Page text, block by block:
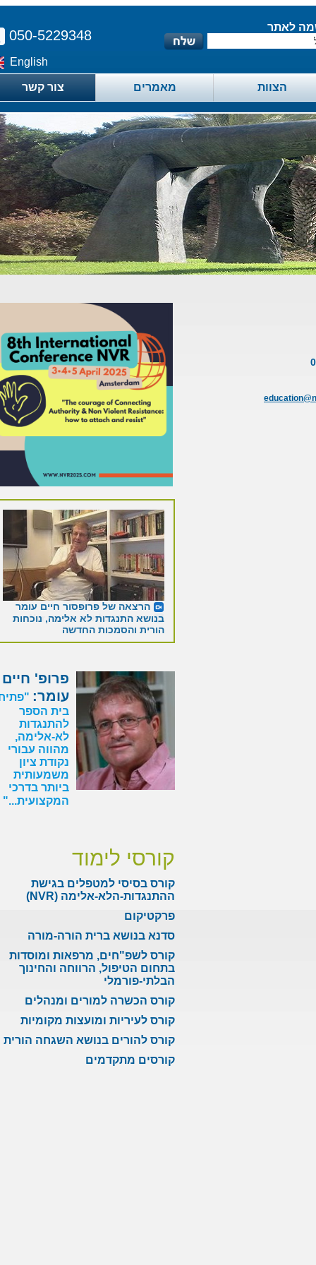
לאתר
050-5229348
English
הצוות מאמרים צור קשר
הרצאה של פרופסור חיים עומר
בנושא התנגדות לא אלימה, נוכחות
הורית והסמכות החדשה
הכנס הבינלאומי בנושא Nvr
פרופ' חיים
עומר:"פתיחת
בית הספר
להתנגדות
לא-אלימה,
מהווה עבורי
נקודת ציון
משמעותית
ביותר בדרכי
המקצועית..."»
קורסי לימוד
קורס בסיסי למטפלים בגישת
ההתנגדות-הלא-אלימה (NVR)
פרקטיקום
סדנא בנושא ברית הורה-מורה
קורס לשפ"חים, מרפאות ומוסדות
בתחום הטיפול, הרווחה והחינוך
הבלתי-פורמלי
קורס הכשרה למורים ומנהלים
קורס לעיריות ומועצות מקומיות
קורס להורים בנושא השגחה הורית
קורסים מתקדמים